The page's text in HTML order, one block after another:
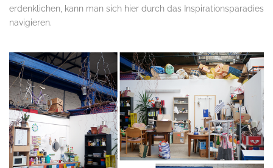
erdenklichen, kann man sich hier durch das Inspirationsparadies
navigieren.